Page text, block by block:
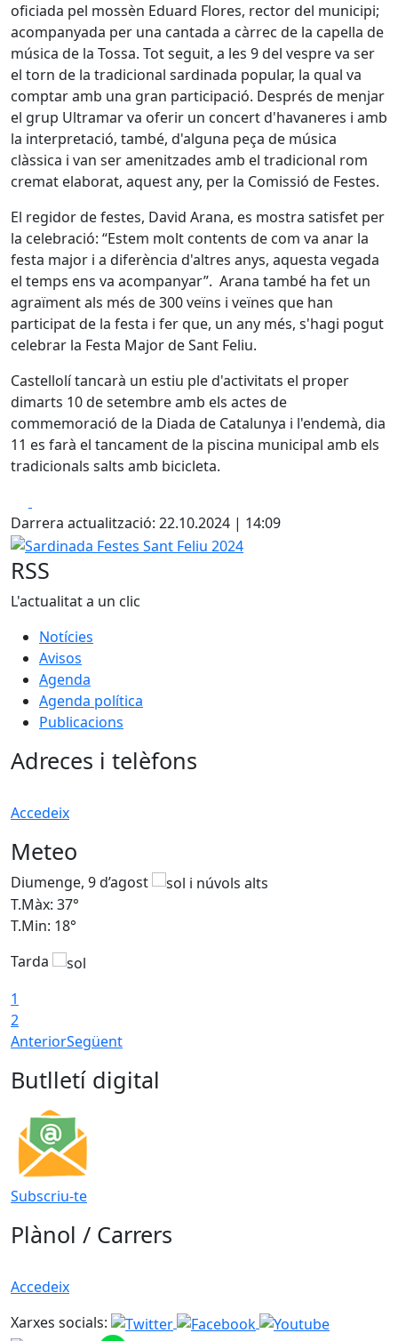
oficiada pel mossèn Eduard Flores, rector del municipi;
acompanyada per una cantada a càrrec de la capella de
música de la Tossa. Tot seguit, a les 9 del vespre va ser
el torn de la tradicional sardinada popular, la qual va
comptar amb una gran participació. Després de menjar
el grup Ultramar va oferir un concert d'havaneres i amb
la interpretació, també, d'alguna peça de música
clàssica i van ser amenitzades amb el tradicional rom
cremat elaborat, aquest any, per la Comissió de Festes.
El regidor de festes, David Arana, es mostra satisfet per
la celebració: “Estem molt contents de com va anar la
festa major i a diferència d'altres anys, aquesta vegada
el temps ens va acompanyar”. Arana també ha fet un
agraïment als més de 300 veïns i veïnes que han
participat de la festa i fer que, un any més, s'hagi pogut
celebrar la Festa Major de Sant Feliu.
Castellolí tancarà un estiu ple d'activitats el proper
dimarts 10 de setembre amb els actes de
commemoració de la Diada de Catalunya i l'endemà, dia
11 es farà el tancament de la piscina municipal amb els
tradicionals salts amb bicicleta.
Darrera actualització: 22.10.2024 | 14:09
Sardinada Festes Sant Feliu 2024
RSS
L'actualitat a un clic
Notícies
Avisos
Agenda
Agenda política
Publicacions
Adreces i telèfons
Accedeix
Meteo
Diumenge, 9 d’agost
T.Màx: 37°
T.Min: 18°
Tarda
1
2
AnteriorSegüent
Butlletí digital
Subscriu-te
Plànol / Carrers
Accedeix
Xarxes socials: